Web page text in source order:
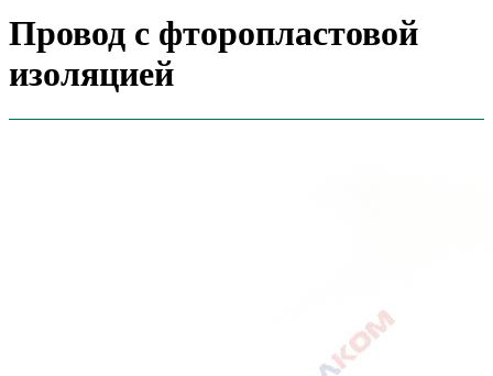
Провод с фторопластовой
изоляцией